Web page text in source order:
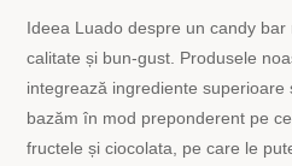
Ideea Luado despre un candy
calitate și bun-gust. Produsele
integrează ingrediente superioare
bazăm în mod preponderent pe
fructele și ciocolata, pe care le